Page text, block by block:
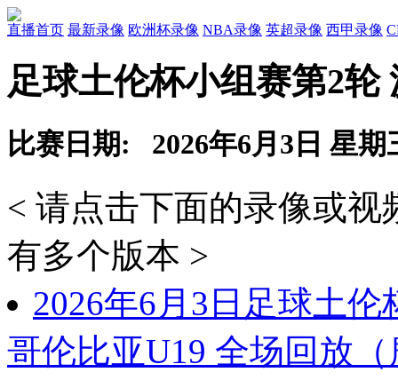
直播首页 最新录像 欧洲杯录像 NBA录像 英超录像 西甲录像
足球土伦杯小组赛第2
比赛日期: 2026年6月3日 星期
< 请点击下面的录像或
有多个版本 >
2026年6月3日足球土
哥伦比亚U19 全场回放